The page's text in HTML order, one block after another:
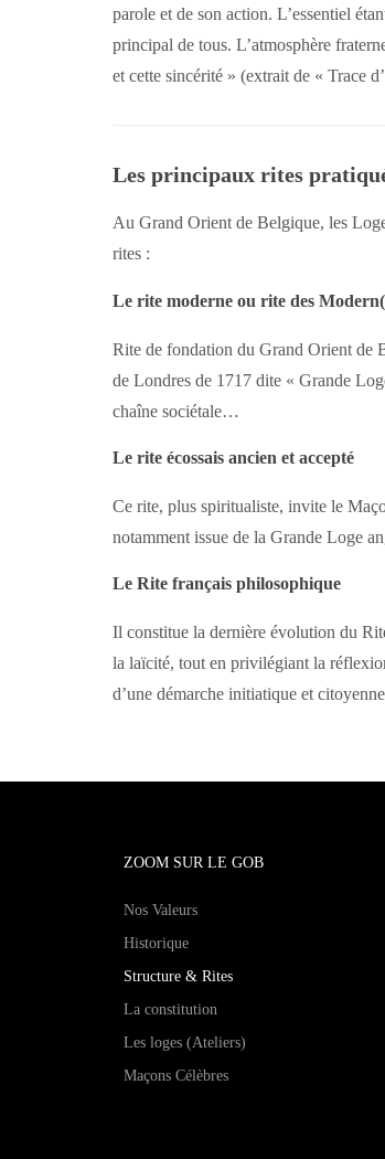
parole et de son action. L’essentiel
principal de tous. L’atmosphère
et cette sincérité » (extrait de « Trace
Les principaux rites
Au Grand Orient de Belgique, les
rites :
Le rite moderne ou rite des
Rite de fondation du Grand Orient de
de Londres de 1717 dite « Grande
chaîne sociétale…
Le rite écossais ancien et accepté
Ce rite, plus spiritualiste, invite le
notamment issue de la Grande Loge
Le Rite français philosophique
Il constitue la dernière évolution du
la laïcité, tout en privilégiant la
d’une démarche initiatique et
ZOOM SUR LE GOB
Nos Valeurs
Historique
Structure & Rites
La constitution
Les loges (Ateliers)
Maçons Célèbres